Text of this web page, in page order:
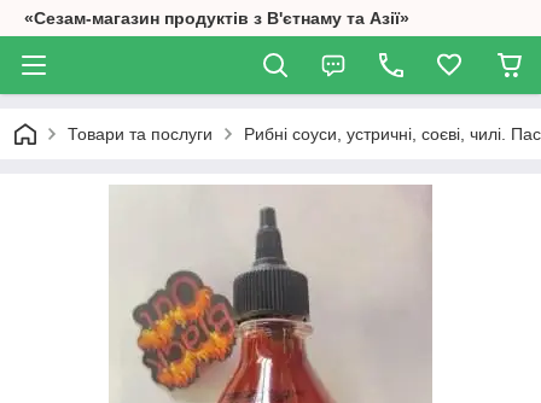
«Сезам-магазин продуктів з В'єтнаму та Азії»
Товари та послуги Рибні соуси, устричні, соєві, чилі.